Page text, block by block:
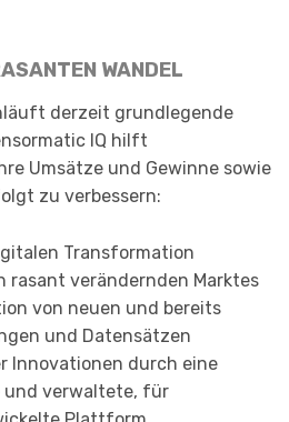
WANDEL
derzeit grundlegende
IQ hilft
Umsätze und Gewinne sowie
zu verbessern:
Transformation
rasant verändernden Marktes
von neuen und bereits
und Datensätzen
Innovationen durch eine
und verwaltete, für